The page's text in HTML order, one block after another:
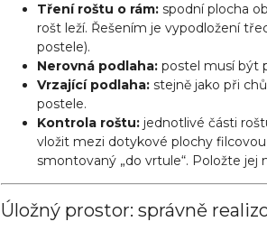
Tření roštu o rám: spodní plocha
rošt leží. Řešením je vypodložení
postele).
Nerovná podlaha: postel musí být
Vrzající podlaha: stejně jako při
postele.
Kontrola roštu: jednotlivé části
vložit mezi dotykové plochy
smontovaný „do vrtule“. Položte jej
Úložný prostor: správně